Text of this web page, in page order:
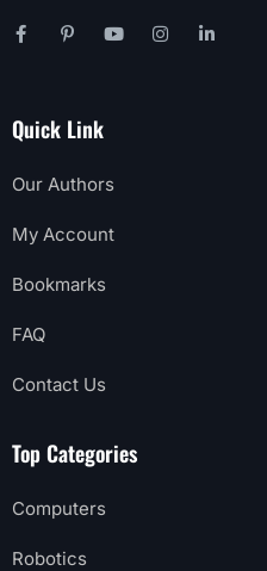
Quick Link
Our Authors
My Account
Bookmarks
FAQ
Contact Us
Top Categories
Computers
Robotics